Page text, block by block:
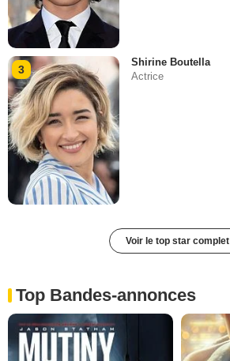
3
Shirine Boutella
Actrice
Voir le top star complet
Top Bandes-annonces